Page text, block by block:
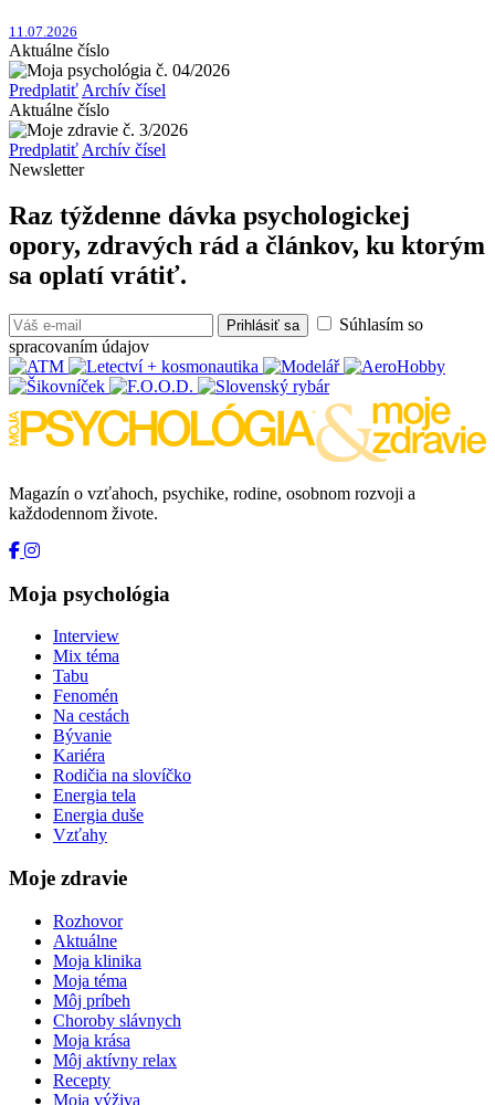
11.07.2026
Aktuálne číslo
Predplatiť Archív čísel
Aktuálne číslo
Predplatiť Archív čísel
Newsletter
Raz týždenne dávka psychologickej
opory, zdravých rád a článkov, ku ktorým
sa oplatí vrátiť.
Prihlásiť sa
Súhlasím so
spracovaním údajov
Magazín o vzťahoch, psychike, rodine, osobnom rozvoji a
každodennom živote.
Moja psychológia
Interview
Mix téma
Tabu
Fenomén
Na cestách
Bývanie
Kariéra
Rodičia na slovíčko
Energia tela
Energia duše
Vzťahy
Moje zdravie
Rozhovor
Aktuálne
Moja klinika
Moja téma
Môj príbeh
Choroby slávnych
Moja krása
Môj aktívny relax
Recepty
Moja výživa